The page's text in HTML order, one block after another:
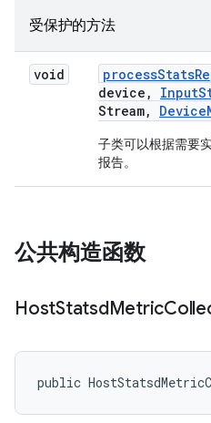
受保护的方法
void processStats
device , Input
Stream, Device
子类可以根据需要
报告。
公共构造函数
HostStatsdMetric
public